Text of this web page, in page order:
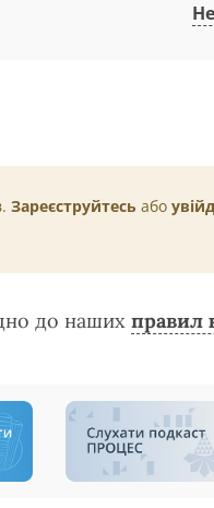
Зареєструйтесь або
до наших правил